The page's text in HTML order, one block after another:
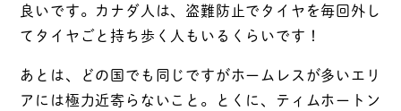
良いです。カナダ人は、盗難防止でタイヤを毎回外し
てタイヤごと持ち歩く人もいるくらいです！
あとは、どの国でも同じですがホームレスが多いエリ
アには極力近寄らないこと。とくに、ティムホートン